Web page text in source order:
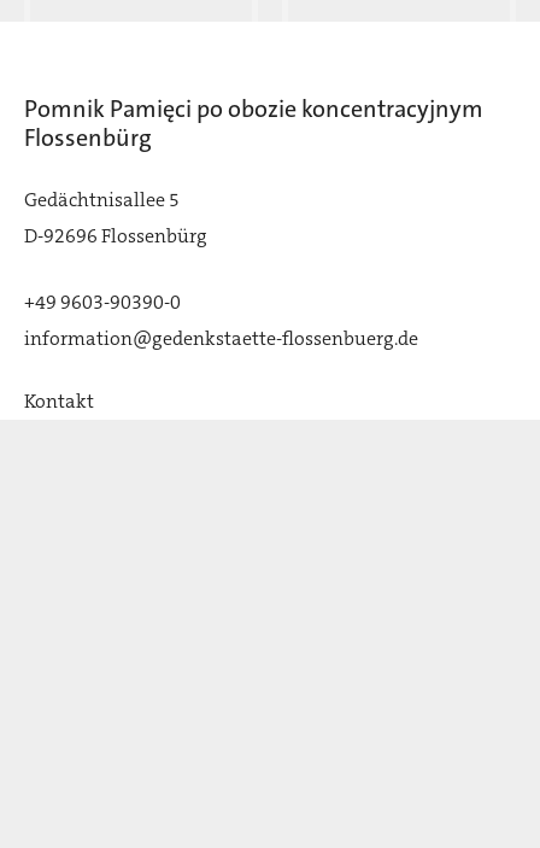
Neurohlau
Pomnik Pamięci po obozie koncentracyjnym
Flossenbürg
Gedächtnisallee 5
D-92696 Flossenbürg
+49 9603-90390-0
information@gedenkstaette-flossenbuerg.de
Kontakt